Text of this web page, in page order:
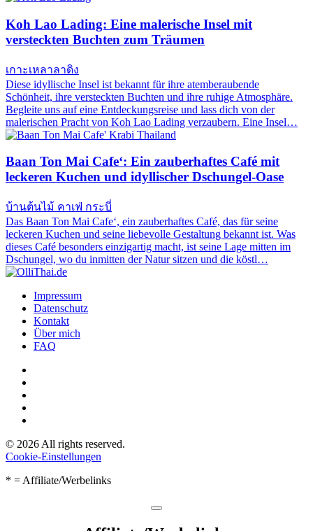
Koh Lao Lading: Eine malerische Insel mit
versteckten Buchten zum Träumen
เกาะเหลาลาดิง
Diese idyllische Insel ist bekannt für ihre atemberaubende
Schönheit, ihre versteckten Buchten und ihre ruhige Atmosphäre.
Begleite uns auf eine Entdeckungsreise und lass dich von der
malerischen Pracht von Koh Lao Lading verzaubern. Eine Insel…
Baan Ton Mai Cafe‘: Ein zauberhaftes Café mit
leckeren Kuchen und idyllischer Dschungel-Oase
บ้านต้นไม้ คาเฟ่ กระบี่
Das Baan Ton Mai Cafe‘, ein zauberhaftes Café, das für seine
leckeren Kuchen und seine liebevolle Gestaltung bekannt ist. Was
dieses Café besonders einzigartig macht, ist seine Lage mitten im
Dschungel, wo du inmitten der Natur sitzen und die köstl…
Impressum
Datenschutz
Kontakt
Über mich
FAQ
© 2026 All rights reserved.
Cookie-Einstellungen
* = Affiliate/Werbelinks